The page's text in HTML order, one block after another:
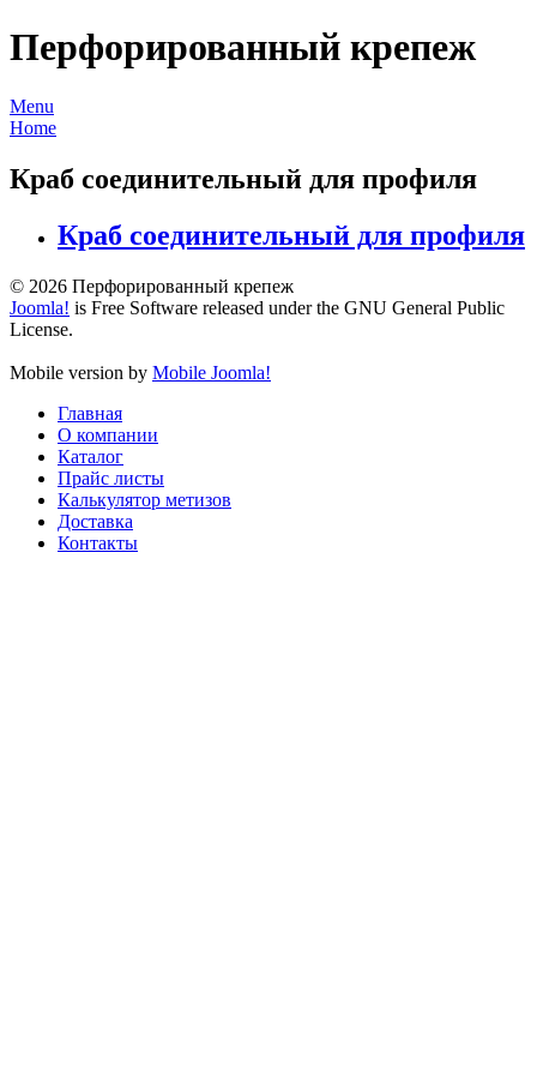
Перфорированный крепеж
Menu
Home
Краб соединительный для профиля
Краб соединительный для профиля
© 2026 Перфорированный крепеж
Joomla! is Free Software released under the GNU General Public
License.
Mobile version by Mobile Joomla!
Главная
О компании
Каталог
Прайс листы
Калькулятор метизов
Доставка
Контакты